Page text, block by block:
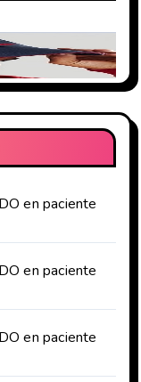
en paciente
en paciente
en paciente